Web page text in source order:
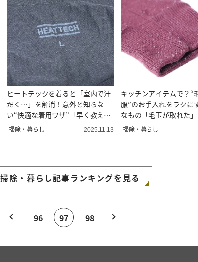
ヒートテックを着ると「室内で汗
だく…」を解消！意外と知らな
い“快適な着用ワザ”「早く教え
て」
掃除・暮らし 2025.11.13
キッチンアイテムで？“
服”のお手入れをラクに
なもの「毛玉が取れた
のアイデア」
掃除・暮らし
掃除・暮らし記事ランキングを見る
96 97 98